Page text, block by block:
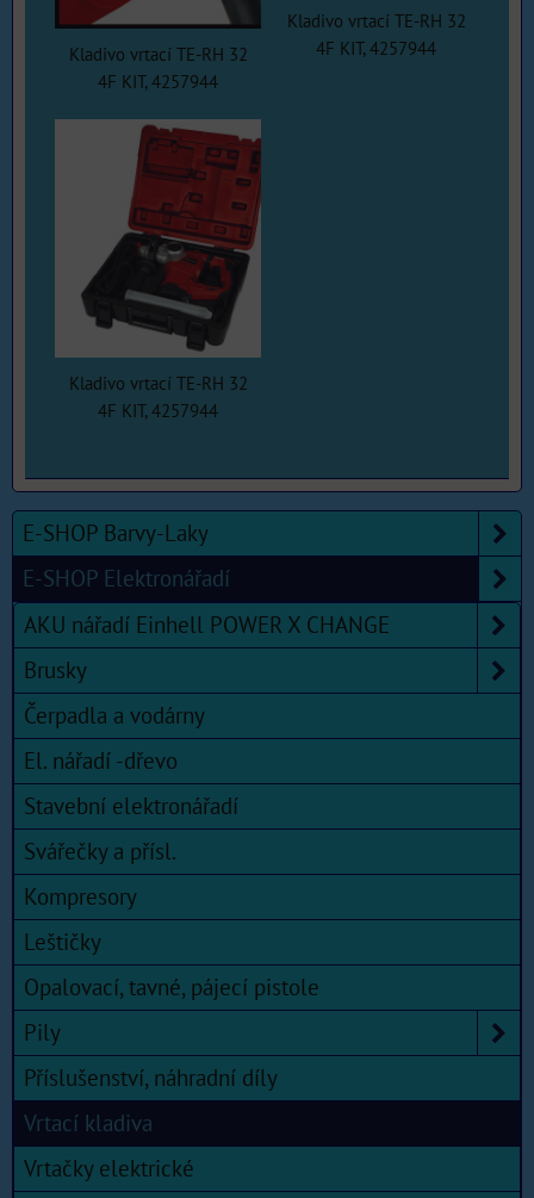
Kladivo vrtací TE-RH 32
4F KIT, 4257944
Kladivo vrtací TE-RH 32
4F KIT, 4257944
Kladivo vrtací TE-RH 32
4F KIT, 4257944
E-SHOP Barvy-Laky
E-SHOP Elektronářadí
AKU nářadí Einhell POWER X CHANGE
Brusky
Čerpadla a vodárny
El. nářadí -dřevo
Stavební elektronářadí
Svářečky a přísl.
Kompresory
Leštičky
Opalovací, tavné, pájecí pistole
Pily
Příslušenství, náhradní díly
Vrtací kladiva
Vrtačky elektrické